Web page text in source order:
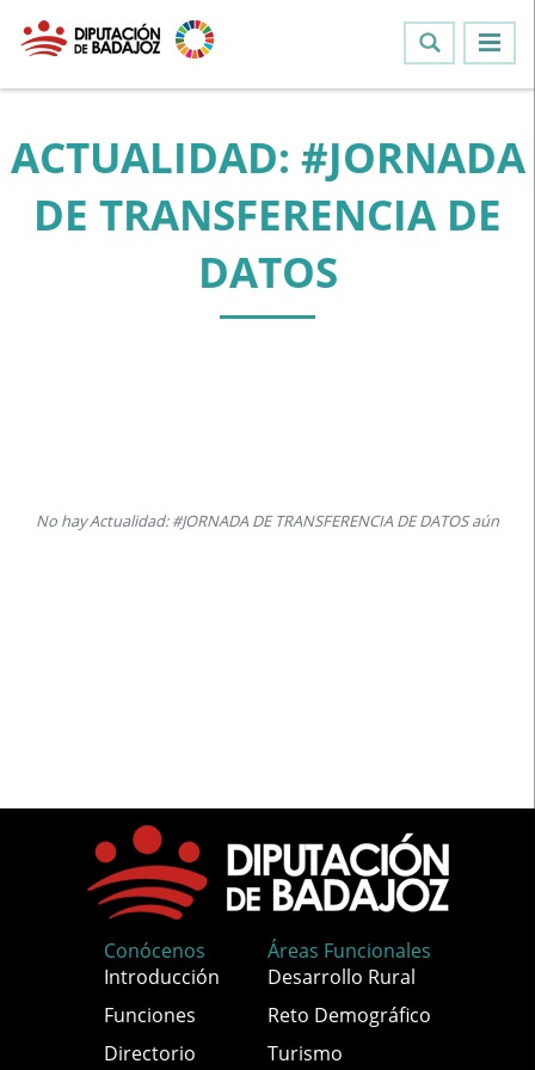
ACTUALIDAD: #JORNADA
DE TRANSFERENCIA DE
DATOS
No hay Actualidad: #JORNADA DE TRANSFERENCIA DE DATOS aún
Conócenos
Introducción
Funciones
Directorio
Áreas Funcionales
Desarrollo Rural
Reto Demográfico
Turismo